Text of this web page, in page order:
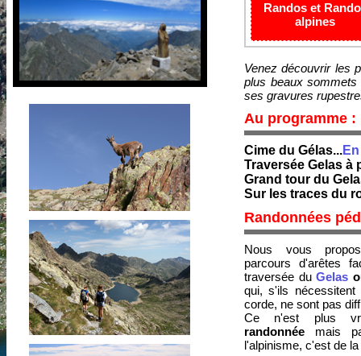
Randos et
alpines
Venez découvrir les
plus beaux
ses gravures
Au programme :
Cime du Gélas...
Traversée Gelas à
Grand tour du
Sur les traces du
Randonnées
Nous vous
parcours d'arêtes
traversée duGelas
qui, s'ils nécessitent
corde, ne sont pas
Ce n'est plus
randonnée mais
l'alpinisme, c'est de la